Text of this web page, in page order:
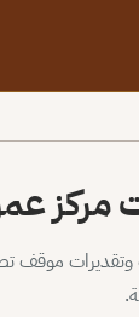
مركز
وتقديرات موقف